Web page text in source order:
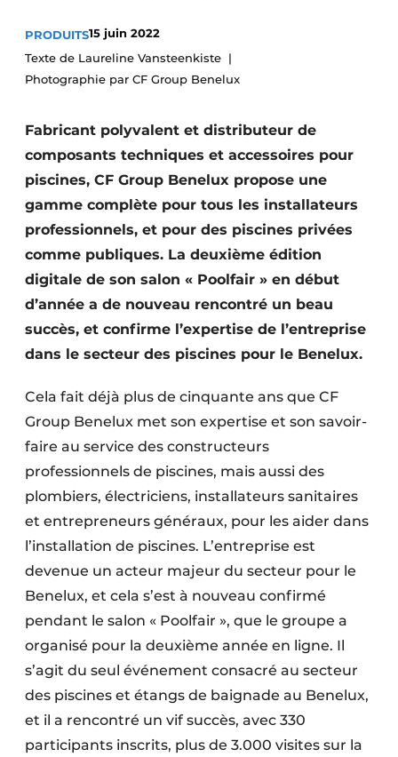
Video’s
PRODUITS15 juin 2022
Texte de Laureline Vansteenkiste
Photographie par CF Group Benelux
Fabricant polyvalent et distributeur de
composants techniques et accessoires pour
piscines, CF Group Benelux propose une
gamme complète pour tous les installateurs
professionnels, et pour des piscines privées
comme publiques. La deuxième édition
digitale de son salon « Poolfair » en début
d’année a de nouveau rencontré un beau
succès, et confirme l’expertise de l’entreprise
dans le secteur des piscines pour le Benelux.
Cela fait déjà plus de cinquante ans que CF
Group Benelux met son expertise et son savoir-
faire au service des constructeurs
professionnels de piscines, mais aussi des
plombiers, électriciens, installateurs sanitaires
et entrepreneurs généraux, pour les aider dans
l’installation de piscines. L’entreprise est
devenue un acteur majeur du secteur pour le
Benelux, et cela s’est à nouveau confirmé
pendant le salon « Poolfair », que le groupe a
organisé pour la deuxième année en ligne. Il
s’agit du seul événement consacré au secteur
des piscines et étangs de baignade au Benelux,
et il a rencontré un vif succès, avec 330
participants inscrits, plus de 3.000 visites sur la